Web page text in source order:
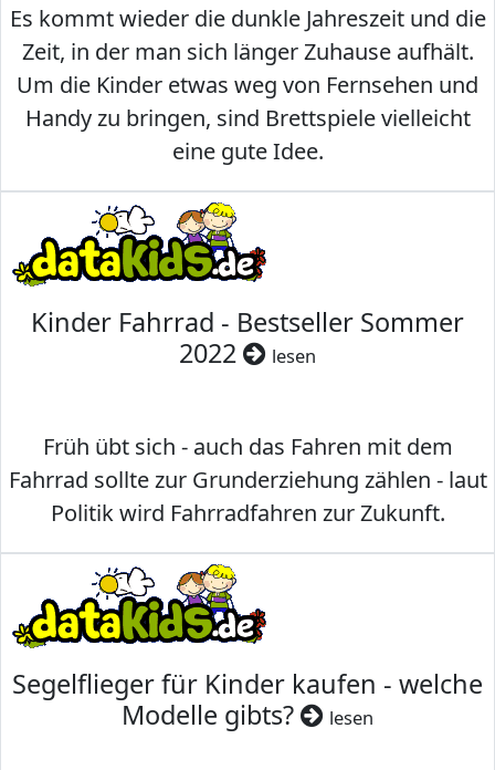
Es kommt wieder die dunkle Jahreszeit und die
Zeit, in der man sich länger Zuhause aufhält.
Um die Kinder etwas weg von Fernsehen und
Handy zu bringen, sind Brettspiele vielleicht
eine gute Idee.
Kinder Fahrrad - Bestseller Sommer
2022
lesen
Früh übt sich - auch das Fahren mit dem
Fahrrad sollte zur Grunderziehung zählen - laut
Politik wird Fahrradfahren zur Zukunft.
Segelflieger für Kinder kaufen - welche
Modelle gibts?
lesen